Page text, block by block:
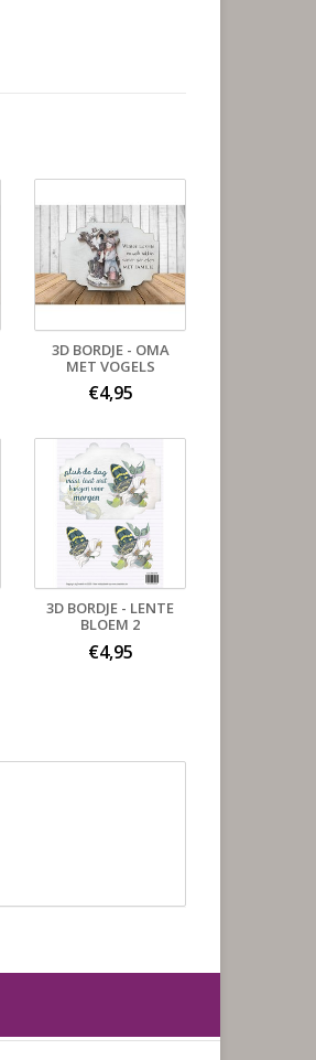
3D BORDJE - OMA
MET VOGELS
€4,95
3D BORDJE - LENTE
BLOEM 2
€4,95